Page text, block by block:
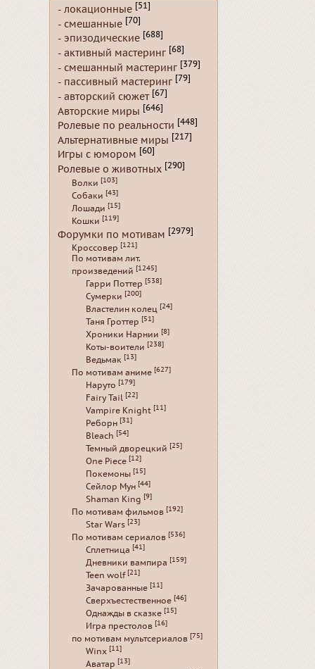
- локационные [51]
- смешанные [70]
- эпизодические [688]
- активный мастеринг [68]
- смешанный мастеринг [379]
- пассивный мастеринг [79]
- авторский сюжет [67]
Авторские миры [646]
Ролевые по реальности [448]
Альтернативные миры [217]
Игры с юмором [60]
Ролевые о животных [290]
Волки [103]
Собаки [43]
Лошади [15]
Кошки [119]
Форумки по мотивам [2979]
Кроссовер [121]
По мотивам лит.
произведений [1245]
Гарри Поттер [538]
Сумерки [200]
Властелин колец [24]
Таня Гроттер [51]
Хроники Нарнии [8]
Коты-воители [238]
Ведьмак [13]
По мотивам аниме [627]
Наруто [179]
Fairy Tail [22]
Vampire Knight [11]
Реборн [31]
Bleach [54]
Темный дворецкий [25]
One Piece [12]
Покемоны [15]
Сейлор Мун [44]
Shaman King [9]
По мотивам фильмов [192]
Star Wars [23]
По мотивам сериалов [536]
Сплетница [41]
Дневники вампира [159]
Teen wolf [21]
Зачарованные [11]
Сверхъестественное [46]
Однажды в сказке [15]
Игра престолов [16]
по мотивам мультсериалов [75]
Winx [11]
Аватар [13]